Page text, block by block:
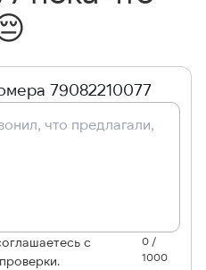
79082210077
с
0 /
1000